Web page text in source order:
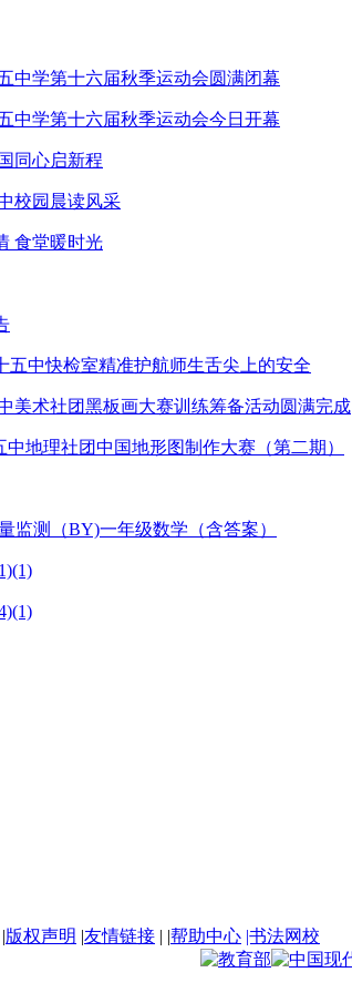
中学第十六届秋季运动会圆满闭幕
中学第十六届秋季运动会今日开幕
同心启新程
校园晨读风采
食堂暖时光
五中快检室精准护航师生舌尖上的安全
美术社团黑板画大赛训练筹备活动圆满完成
中地理社团中国地形图制作大赛（第二期）
监测（BY)一年级数学（含答案）
|版权声明 |友情链接 | |帮助中心 |书法网校